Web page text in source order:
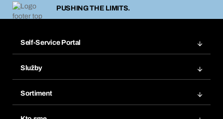
PUSHING THE LIMITS.
Self-Service Portal
Obľúbené
Opakované objednávky
Služby
Chemická databáza
Sortiment